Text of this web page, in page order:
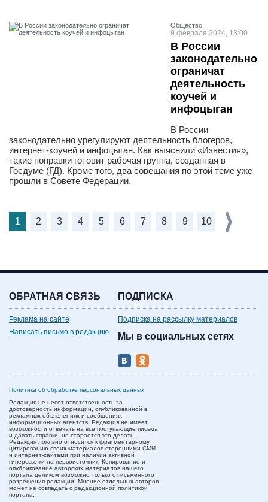
Общество
9 февраля 2024, 13:00
В России
законодательно
ограничат
деятельность
коучей и
инфоцыган
В России
законодательно урегулируют деятельность блогеров,
интернет-коучей и инфоцыган. Как выяснили «Известия»,
такие поправки готовит рабочая группа, созданная в
Госдуме (ГД). Кроме того, два совещания по этой теме уже
прошли в Совете Федерации.
1 2 3 4 5 6 7 8 9 10
ОБРАТНАЯ СВЯЗЬ
Реклама на сайте
Написать письмо в редакцию
ПОДПИСКА
Подписка на рассылку материалов
Мы в социальных сетях
Политика об обработке персональных данных
Редакция не несет ответственность за
достоверность информации, опубликованной в
рекламных объявлениях и сообщениях
информационных агентств. Редакция не имеет
возможности отвечать на все поступающие письма
и давать справки, но старается это делать.
Редакция лояльно относится к фрагментарному
цитированию своих материалов сторонними СМИ
и интернет-сайтами при наличии активной
гиперссылки на первоисточник. Копирование и
опубликование авторских материалов нашего
портала целиком возможно только с письменного
разрешения редакции. Мнение отдельных авторов
может не совпадать с редакционной политикой
портала.